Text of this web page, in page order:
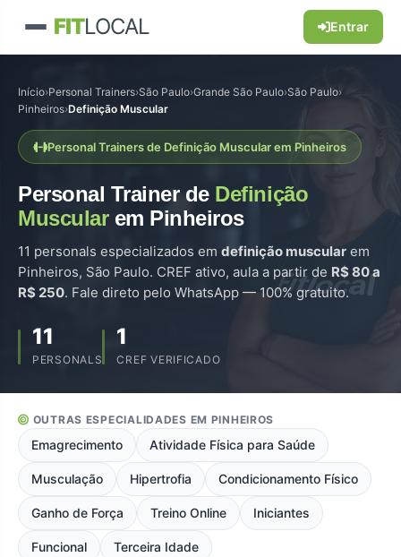
FITLOCAL Entrar
Início›Personal Trainers›São Paulo›Grande São Paulo›São Paulo›
Pinheiros›Definição Muscular
Personal Trainers de Definição Muscular em Pinheiros
Personal Trainer de Definição
Muscularem Pinheiros
11 personals especializados em definição muscular em
Pinheiros, São Paulo. CREF ativo, aula a partir de R$ 80 a
R$ 250. Fale direto pelo WhatsApp — 100% gratuito.
11
PERSONALS
1
CREF VERIFICADO
OUTRAS ESPECIALIDADES EM PINHEIROS
Emagrecimento Atividade Física para Saúde
Musculação Hipertrofia Condicionamento Físico
Ganho de Força Treino Online Iniciantes
Funcional Terceira Idade